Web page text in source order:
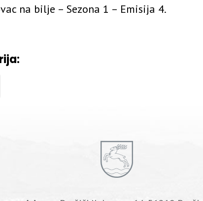
na bilje – Sezona 1 – Emisija 4.